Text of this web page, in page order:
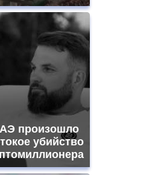
произошло
убийство